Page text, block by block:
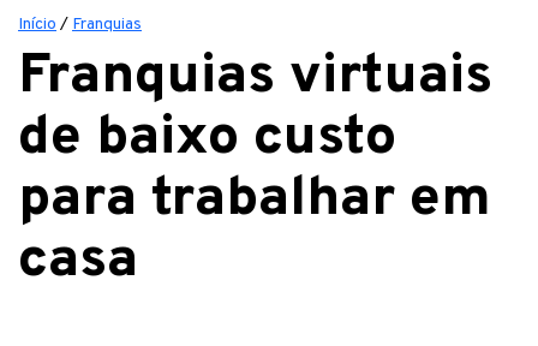
Início / Franquias
Franquias virtuais
de baixo custo
para trabalhar em
casa